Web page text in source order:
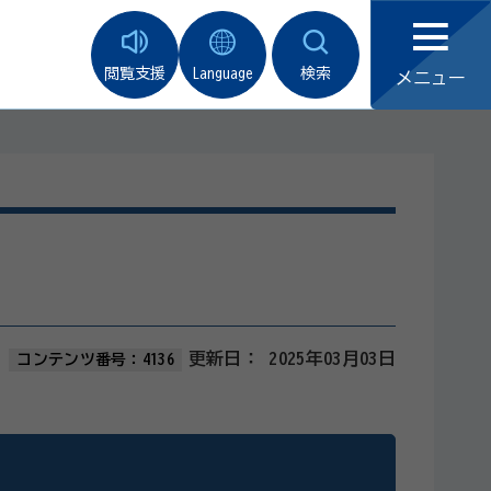
メニュー
検索
閲覧支援 Language
コンテンツ番号：4136 更新日： 2025年03月03日